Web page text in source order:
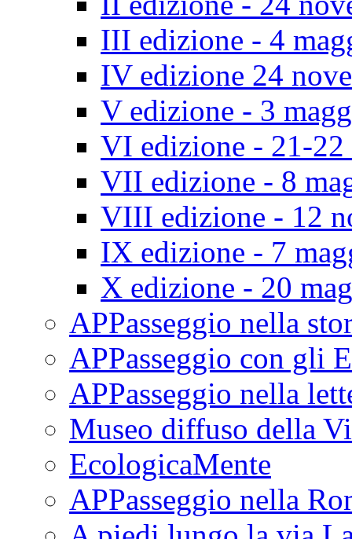
III edizione - 4
IV edizione 24
V edizione - 3
VI edizione - 21-22
VII edizione - 8
VIII edizione - 12
IX edizione - 7
X edizione - 20
APPasseggio nella
APPasseggio con gli
APPasseggio nella
Museo diffuso della
EcologicaMente
APPasseggio nella